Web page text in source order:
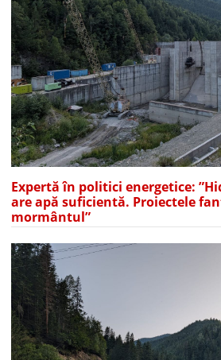
Expertă în politici energetice:
are apă suficientă. Proiectele
mormântul”